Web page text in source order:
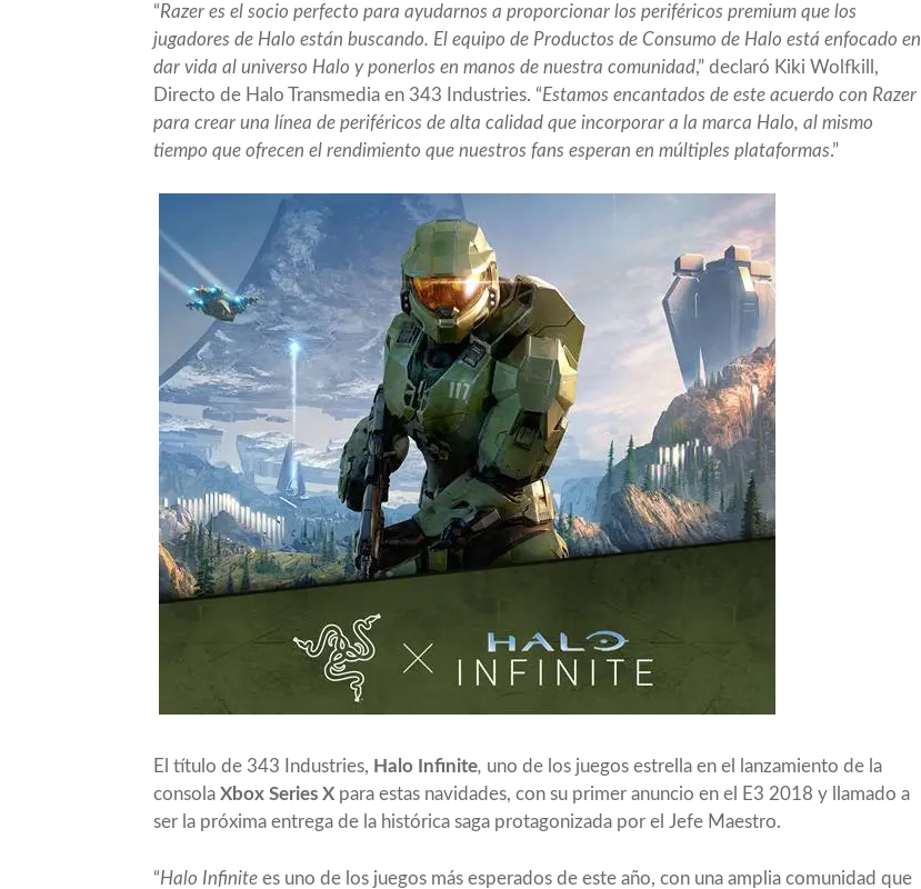
“Razer es el socio perfecto para ayudarnos a proporcionar los periféricos premium que los
jugadores de Halo están buscando. El equipo de Productos de Consumo de Halo está enfocado en
dar vida al universo Halo y ponerlos en manos de nuestra comunidad,” declaró Kiki Wolfkill,
Directo de Halo Transmedia en 343 Industries. “Estamos encantados de este acuerdo con Razer
para crear una línea de periféricos de alta calidad que incorporar a la marca Halo, al mismo
tiempo que ofrecen el rendimiento que nuestros fans esperan en múltiples plataformas.”
El título de 343 Industries, Halo Infinite, uno de los juegos estrella en el lanzamiento de la
consola Xbox Series X para estas navidades, con su primer anuncio en el E3 2018 y llamado a
ser la próxima entrega de la histórica saga protagonizada por el Jefe Maestro.
“Halo Infinite es uno de los juegos más esperados de este año, con una amplia comunidad que